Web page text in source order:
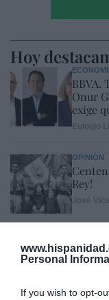
Personal
If you wish to opt-
Hoy
BBVA.
Onur
exige
OPINIÓN
Rey!
No
de